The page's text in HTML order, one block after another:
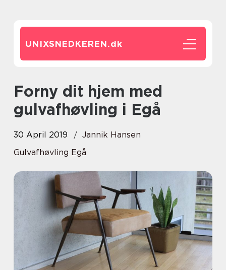
UNIXSNEDKEREN.dk
Forny dit hjem med
gulvafhøvling i Egå
30 April 2019
Jannik Hansen
Gulvafhøvling Egå